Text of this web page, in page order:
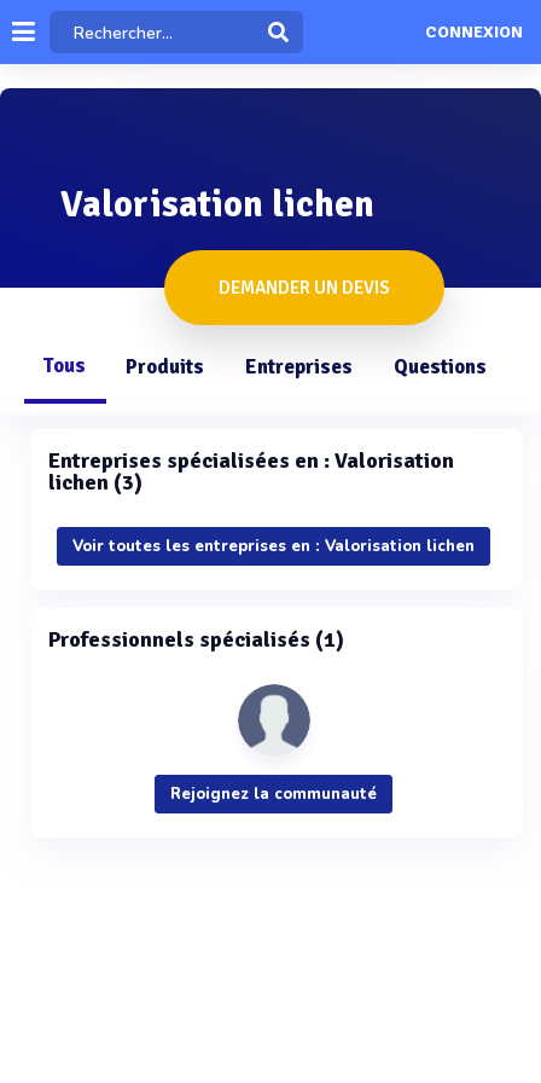
CONNEXION
Valorisation lichen
DEMANDER UN DEVIS
Tous Produits Entreprises Questions
Entreprises spécialisées en : Valorisation
lichen (3)
Voir toutes les entreprises en : Valorisation lichen
Professionnels spécialisés (1)
Rejoignez la communauté